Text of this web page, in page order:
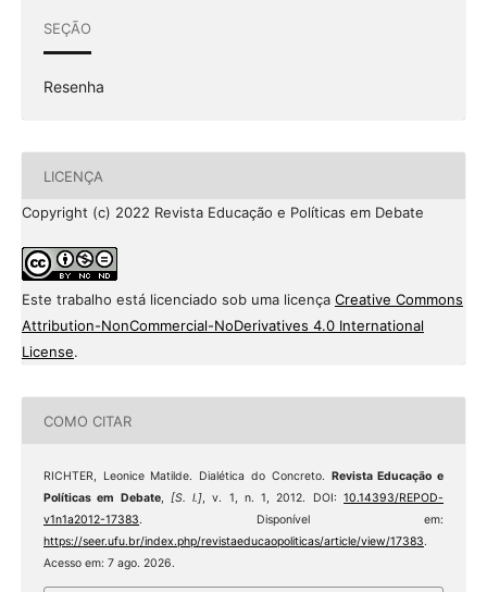
SEÇÃO
Resenha
LICENÇA
Copyright (c) 2022 Revista Educação e Políticas em Debate
Este trabalho está licenciado sob uma licença Creative Commons
Attribution-NonCommercial-NoDerivatives 4.0 International
License.
COMO CITAR
RICHTER, Leonice Matilde. Dialética do Concreto. Revista Educação e
Políticas em Debate, [S. l.], v. 1, n. 1, 2012. DOI:10.14393/REPOD-
v1n1a2012-17383. Disponível em:
https://seer.ufu.br/index.php/revistaeducaopoliticas/article/view/17383.
Acesso em: 7 ago. 2026.